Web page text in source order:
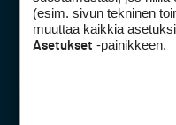
DSA
(esim. sivun tekninen
muuttaa kaikkia
Asetukset -painikkeen.